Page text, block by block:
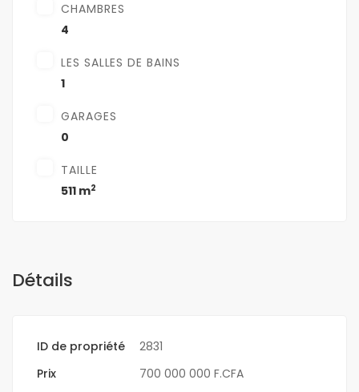
CHAMBRES
4
LES SALLES DE BAINS
1
GARAGES
0
TAILLE
511 m2
Détails
ID de propriété
2831
Prix
700 000 000 F.CFA